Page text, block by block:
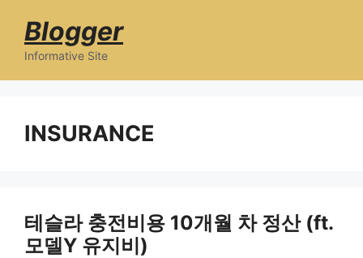
로
Blogger
Informative Site
INSURANCE
테슬라 충전비용 10개월 차 정산 (ft.
모델Y 유지비)